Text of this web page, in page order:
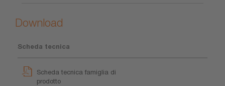
Download
Scheda tecnica
Scheda tecnica famiglia di
prodotto